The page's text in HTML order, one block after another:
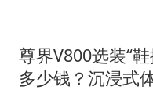
尊界V800选装“
多少钱？沉浸式